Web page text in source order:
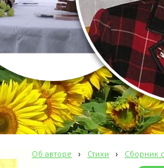
Об авторе › Стихи › Сборник